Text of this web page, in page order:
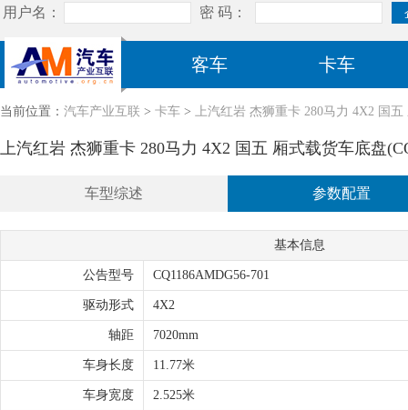
客车 卡车
当前位置： 汽车产业互联 > 卡车 > 上汽红岩 杰狮重卡 280马力 4X2 国
上汽红岩 杰狮重卡 280马力 4X2 国五 厢式载货车底盘
车型综述 参数配置
基本信息
公告型号 CQ1186AMDG56-701
驱动形式 4X2
轴距 7020mm
车身长度 11.77米
车身宽度 2.525米